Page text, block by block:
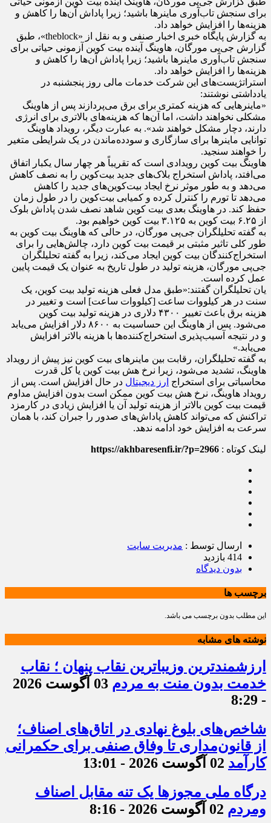
برای سنجش تاب‌آوری ماینرها باشید؛ زیرا پاداش آن‌ها را کاهش و
هزینه‌‌ها را افزایش خواهد داد.
به گزارش پایگاه خبری اخبار صنفی و به نقل از «theblock»، طبق
گزارش جی‌پی مورگان، هاوینگ آینده بیت کوین آزمونی حیاتی برای
سنجش تاب‌آوری ماینرها باشید؛ زیرا پاداش آن‌ها را کاهش و
هزینه‌‌ها را افزایش خواهد داد.
استراتژیست‌های این شرکت خدمات مالی روز پنجشنبه در
یادداشتی نوشتند:
«ماینرهایی که هزینه کمتری برای برق می‌پردازند پس از هاوینگ
مشکلی نخواهند داشت، اما آن‌‌ها که هزینه‌های بالاتری برای انرژی
دارند، دچار مشکل خواهند شد». به عبارت دیگر، رویداد هاوینگ
توانایی ماینرها برای سازگاری و سودده‌ماندن در یک شرایطی متغیر
را خواهند سنجید.
هاوینگ بیت کوین رویدادی است که تقریباً هر چهار سال یکبار اتفاق
می‌افتد، پاداش استخراج بلاک‌های جدید بیت‌کوین را به نصف کاهش
می‌دهد و به طور موثر نرخ ایجاد بیت‌کوین‌های جدید را کاهش
می‌دهد تا تورم را کنترل کرده و کمیابی بیت‌کوین را در طول زمان
حفظ کند. در هاوینگ بعدی بیت کوین شاهد نصف شدن پاداش بلوک
از ۶.۲۵ بیت کوین به ۳.۱۲۵ بیت کوین خواهیم بود.
به گفته تحلیلگران جی‌پی مورگان، در حالی که هاوینگ بیت کوین به
طور کلی تاثیر مثبتی بر قیمت بیت کوین دارد، چالش‌هایی را برای
استخراج‌کنندگان بیت کوین ایجاد می‌کند، زیرا به گفته تحلیلگران
جی‌پی مورگان، هزینه تولید در طول تاریخ به عنوان یک قیمت پایین
عمل کرده است.
یان تحلیلگران گفتند:«طبق مدل فعلی هزینه تولید بیت کوین، یک
سنت در هر کیلووات ساعت [کیلووات ساعت] است و تغییر در
هزینه برق باعث تغییر ۴۳۰۰ دلاری در هزینه تولید بیت کوین
می‌شود. پس از هاوینگ این حساسیت به ۸۶۰۰ دلار افزایش می‌یابد
و در نتیجه آسیب‌پذیری استخراج‌کننده‌ها با هزینه بالاتر افزایش
می‌یابد.»
به گفته تحلیلگران، رقابت بین ماینرهای بیت کوین نیز پیش از رویداد
هاوینگ، تشدید می‌شود، زیرا نرخ هش بیت کوین یا کل قدرت
محاسباتی برای استخراج ارز دیجیتال در حال افزایش است. پس از
رویداد هاوینگ، نرخ هش بیت کوین ممکن است بدون افزایش مداوم
قیمت بیت کوین بالاتر از هزینه تولید آن یا افزایش زیادی در کارمزد
تراکنش که می‌تواند کاهش پاداش‌های صدور را جبران کند، با همان
سرعت به افزایش خود ادامه ندهد.
لینک کوتاه : https://akhbaresenfi.ir/?p=2966
ارسال توسط : مدیریت سایت
414 بازدید
بدون دیدگاه
برچسب ها
این مطلب بدون برچسب می باشد.
نوشته های مشابه
ارزشمندترین وزیباترین نقاب پنهان ؛ نقاب
خدمت بدون منت به مردم
03 آگوست 2026
- 8:29
شاخص‌های بلوغ نهادی در اتاق‌های اصناف؛
از قانون‌مداری تا وفاق صنفی برای حکمرانی
کارآمد 02 آگوست 2026 - 13:01
درگاه ملی مجوزها یک تنه مقابل اصناف
ومردم 02 آگوست 2026 - 8:16